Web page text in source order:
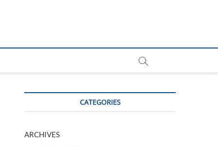
CATEGORIES
ARCHIVES